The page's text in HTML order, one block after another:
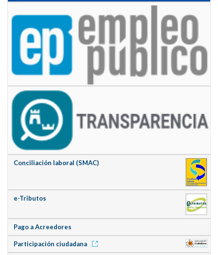
Conciliación laboral (SMAC)
e-Tributos
Pago a Acreedores
Participación ciudadana